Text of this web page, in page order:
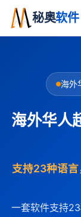
秘奥软件
海外
海外华人
支持23种语
一套软件支持